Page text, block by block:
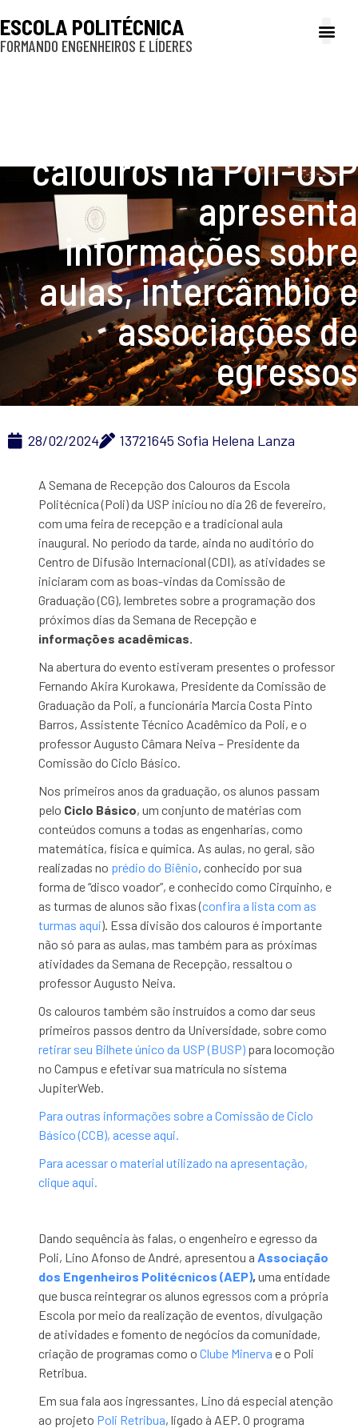
ESCOLA POLITÉCNICA
FORMANDO ENGENHEIROS E LÍDERES
calouros na Poli-USP
apresenta
informações sobre
aulas, intercâmbio e
associações de
egressos
28/02/2024 13721645 Sofia Helena Lanza
A Semana de Recepção dos Calouros da Escola
Politécnica (Poli) da USP iniciou no dia 26 de fevereiro,
com uma feira de recepção e a tradicional aula
inaugural. No período da tarde, ainda no auditório do
Centro de Difusão Internacional (CDI), as atividades se
iniciaram com as boas-vindas da Comissão de
Graduação (CG), lembretes sobre a programação dos
próximos dias da Semana de Recepção e
informações acadêmicas.
Na abertura do evento estiveram presentes o professor
Fernando Akira Kurokawa, Presidente da Comissão de
Graduação da Poli, a funcionária Marcia Costa Pinto
Barros, Assistente Técnico Acadêmico da Poli, e o
professor Augusto Câmara Neiva – Presidente da
Comissão do Ciclo Básico.
Nos primeiros anos da graduação, os alunos passam
pelo Ciclo Básico, um conjunto de matérias com
conteúdos comuns a todas as engenharias, como
matemática, física e química. As aulas, no geral, são
realizadas no prédio do Biênio, conhecido por sua
forma de “disco voador”, e conhecido como Cirquinho, e
as turmas de alunos são fixas (confira a lista com as
turmas aqui). Essa divisão dos calouros é importante
não só para as aulas, mas também para as próximas
atividades da Semana de Recepção, ressaltou o
professor Augusto Neiva.
Os calouros também são instruídos a como dar seus
primeiros passos dentro da Universidade, sobre como
retirar seu Bilhete único da USP (BUSP) para locomoção
no Campus e efetivar sua matrícula no sistema
JupiterWeb.
Para outras informações sobre a Comissão de Ciclo
Básico (CCB), acesse aqui.
Para acessar o material utilizado na apresentação,
clique aqui.
Dando sequência às falas, o engenheiro e egresso da
Poli, Lino Afonso de André, apresentou aAssociação
dos Engenheiros Politécnicos (AEP),uma entidade
que busca reintegrar os alunos egressos com a própria
Escola por meio da realização de eventos, divulgação
de atividades e fomento de negócios da comunidade,
criação de programas como oClube Minerva e o Poli
Retribua.
Em sua fala aos ingressantes, Lino dá especial atenção
ao projeto Poli Retribua, ligado à AEP. O programa